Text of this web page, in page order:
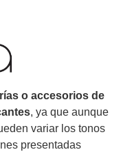
o accesorios de
, ya que aunque
variar los tonos
presentadas